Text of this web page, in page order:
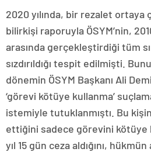
2020 yılında, bir rezalet ortaya
bilirkişi raporuyla ÖSYM’nin,
arasında gerçekleştirdiği tüm
sızdırıldığı tespit edilmişti.
dönemin ÖSYM Başkanı Ali
‘görevi kötüye kullanma’
istemiyle tutuklanmıştı. Bu
ettiğini sadece görevini kötüye
yıl 15 gün ceza aldığını, hükmün